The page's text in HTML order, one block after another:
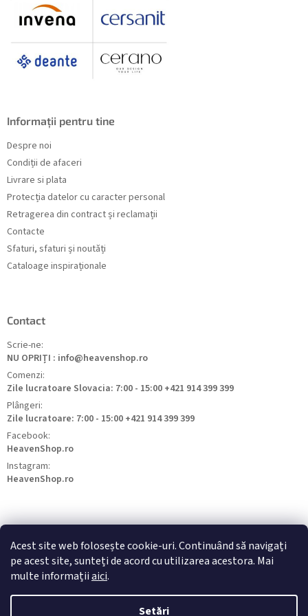
Acest site web folosește cookie-uri. Continuând să navigați
pe acest site, sunteți de acord cu utilizarea acestora. Mai
multe informațiiaici.
Setări
Informații pentru tine
Despre noi
Condiții de afaceri
Livrare si plata
Protecția datelor cu caracter personal
Retragerea din contract și reclamații
Contacte
Sfaturi, sfaturi și noutăți
Cataloage inspiraționale
Contact
Scrie-ne:
NU OPRIȚI : info@heavenshop.ro
Comenzi:
Zile lucratoare Slovacia: 7:00 - 15:00 +421 914 399 399
Plângeri:
Zile lucratoare: 7:00 - 15:00 +421 914 399 399
Facebook:
HeavenShop.ro
Instagram:
HeavenShop.ro
HeavenShop.sk HeavenShop.hu HeavenShop.cz